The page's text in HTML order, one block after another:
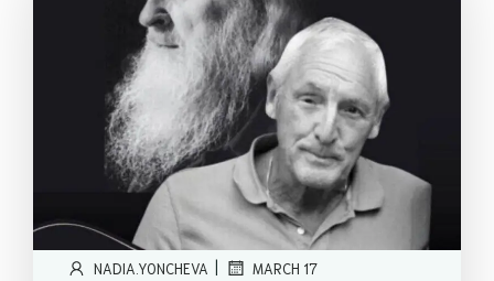
NADIA.YONCHEVA | MARCH 17